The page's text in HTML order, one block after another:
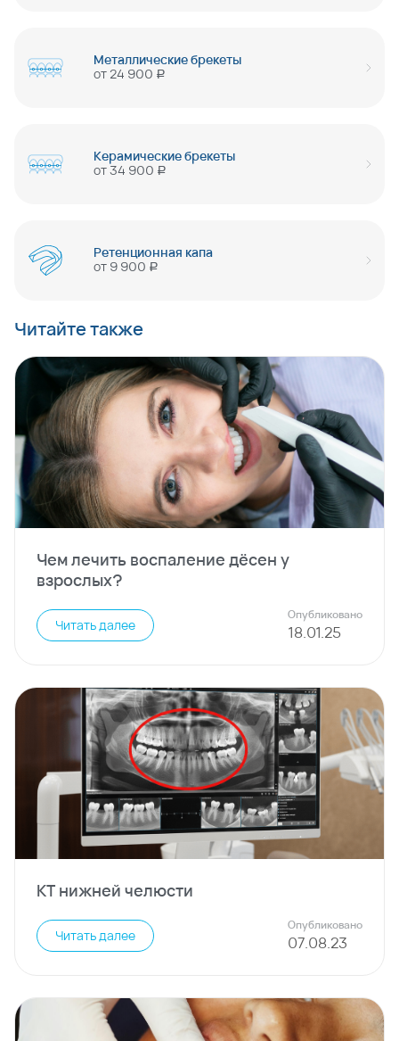
Металлические брекеты
от 24 900 руб
Керамические брекеты
от34 900 руб
Ретенционная капа
от 9 900 руб
Читайте также
Чем лечить воспаление дёсен у
взрослых?
Читать далее
Опубликовано
18.01.25
КТ нижней челюсти
Читать далее
Опубликовано
07.08.23